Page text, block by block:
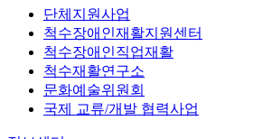
단체지원사업
척수장애인재활지원센터
척수장애인직업재활
척수재활연구소
문화예술위원회
국제 교류/개발 협력사업